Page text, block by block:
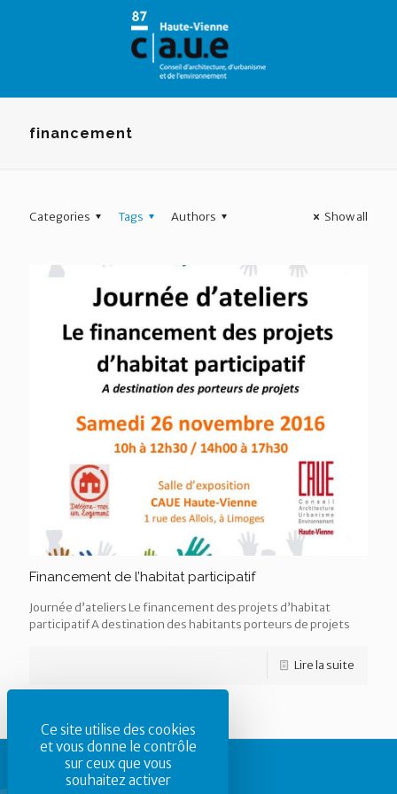
financement
Categories Tags Authors Show all
Financement de l’habitat participatif
Journée d’ateliers Le financement des projets d’habitat
participatif A destination des habitants porteurs de projets
Lire la suite
Panneau de gestion des cookies
Ce site utilise des cookies
et vous donne le contrôle
sur ceux que vous
souhaitez activer